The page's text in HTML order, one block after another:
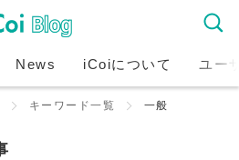
News iCoiについて ユー
キーワード一覧 一般